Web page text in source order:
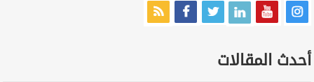
أحدث المقالات